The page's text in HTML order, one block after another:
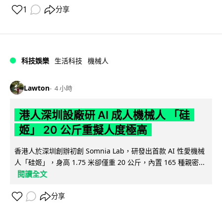
1 分享
科技娛樂 生活科技 機械人
Lawton 4 小時
港人深圳設廠研 AI 成人機械人 「硅
姬」 20 公斤重擬人度極高
香港人於深圳創辦初創 Somnia Lab，研發出首款 AI 性愛機械
人「硅姬」，身高 1.75 米卻僅重 20 公斤，內置 165 種親密...
閱讀全文
分享